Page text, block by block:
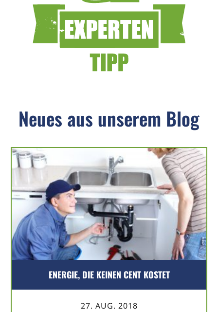
Neues aus unserem Blog
ENERGIE, DIE KEINEN CENT KOSTET
27. AUG. 2018